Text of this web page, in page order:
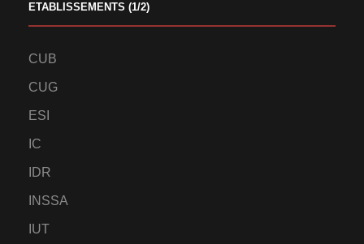
ETABLISSEMENTS (1/2)
CUB
CUG
ESI
IC
IDR
INSSA
IUT